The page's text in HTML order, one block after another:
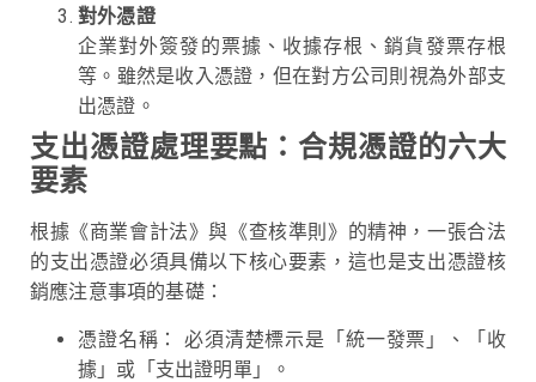
對外憑證
企業對外簽發的票據、收據存根、銷貨發票存根
等。雖然是收入憑證，但在對方公司則視為外部支
出憑證。
支出憑證處理要點：合規憑證的六大
要素
根據《商業會計法》與《查核準則》的精神，一張合法
的支出憑證必須具備以下核心要素，這也是支出憑證核
銷應注意事項的基礎：
憑證名稱： 必須清楚標示是「統一發票」、「收
據」或「支出證明單」。